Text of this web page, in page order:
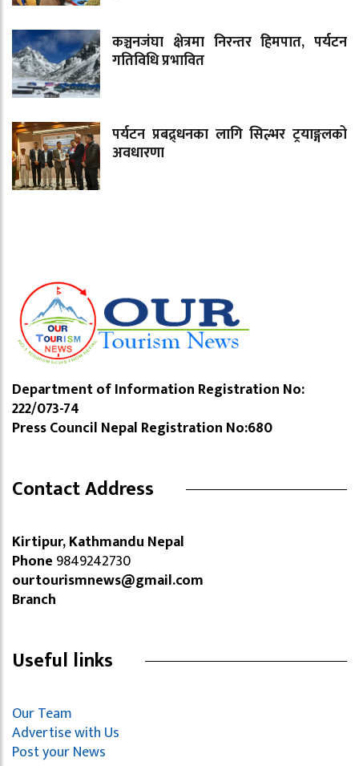
कञ्चनजंघा क्षेत्रमा निरन्तर हिमपात, पर्यटन
गतिविधि प्रभावित
पर्यटन प्रबद्र्धनका लागि सिल्भर ट्रयाङ्गलको
अवधारणा
Department of Information Registration No:
222/073-74
Press Council Nepal Registration No:680
Contact Address
Kirtipur, Kathmandu Nepal
Phone 9849242730
ourtourismnews@gmail.com
Branch
Useful links
Our Team
Advertise with Us
Post your News